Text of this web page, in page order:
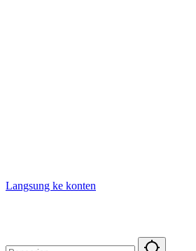
Langsung ke konten